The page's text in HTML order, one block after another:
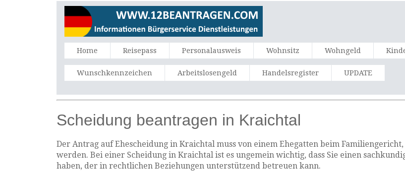
Home Reisepass Personalausweis Wohnsitz Wohngeld
Wunschkennzeichen Arbeitslosengeld Handelsregister UPDATE
Scheidung beantragen in Kraichtal
Der Antrag auf Ehescheidung in Kraichtal muss von einem Ehegatten beim
werden. Bei einer Scheidung in Kraichtal ist es ungemein wichtig, dass Sie einen
haben, der in rechtlichen Beziehungen unterstützend betreuen kann.